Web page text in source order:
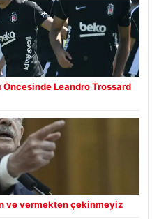
Leandro Trossard
ve vermekten çekinmeyiz